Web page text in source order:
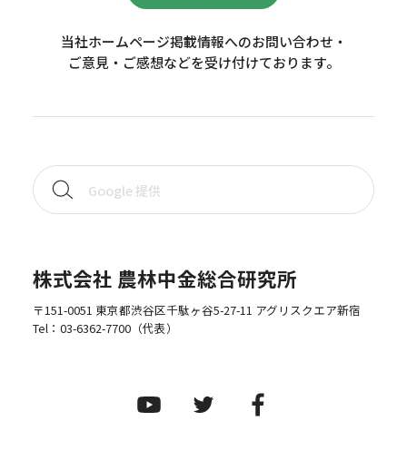
当社ホームページ掲載情報へのお問い合わせ・
ご意見・ご感想などを受け付けております。
株式会社 農林中金総合研究所
〒151-0051 東京都渋谷区千駄ヶ谷5-27-11 アグリスクエア新宿
Tel： 03-6362-7700（代表）